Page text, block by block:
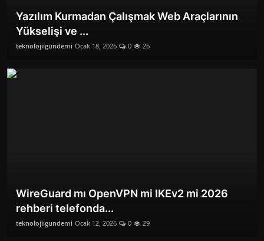
Yazılım Kurmadan Çalışmak Web Araçlarının
Yükselişi ve ...
teknolojiigundemi Ocak 18, 2026 0 26
WireGuard mı OpenVPN mi IKEv2 mi 2026
rehberi telefonda...
teknolojiigundemi Ocak 12, 2026 0 29